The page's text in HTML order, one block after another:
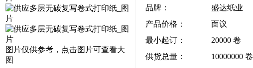
图片仅供参考，点击图片可查看大
图
品牌：
盛达纸业
产品价格：
面议
最小起订：
20000 卷
供货总量：
10000000 卷